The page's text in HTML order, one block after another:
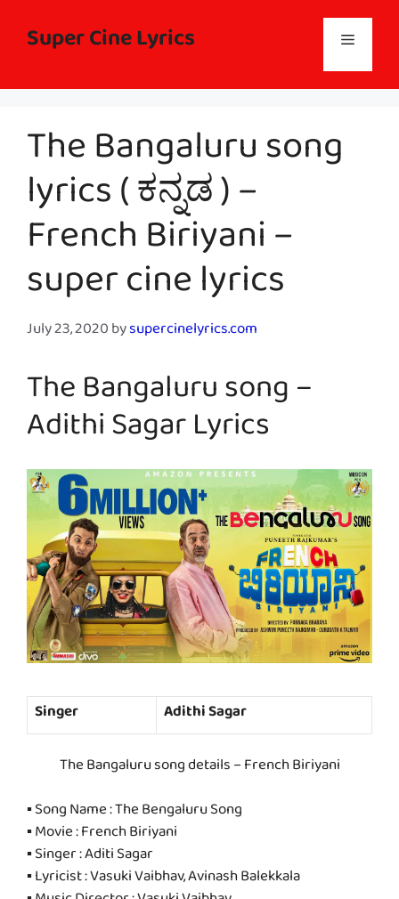
contentSuper Cine Lyrics Menu
The Bangaluru song
lyrics ( ಕನ್ನಡ ) –
French Biriyani –
super cine lyrics
July 23, 2020bysupercinelyrics.com
The Bangaluru song –
Adithi Sagar Lyrics
Singer
Adithi Sagar
The Bangaluru song details – French Biriyani
▪ Song Name : The Bengaluru Song
▪ Movie : French Biriyani
▪ Singer : Aditi Sagar
▪ Lyricist : Vasuki Vaibhav, Avinash Balekkala